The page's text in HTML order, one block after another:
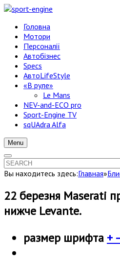
Головна
Мотори
Персоналії
Автобізнес
Specs
АвтоLifeStyle
«В руле»
Le Mans
NEV-and-ECO pro
Sport-Engine TV
sqUAdra Alfa
Menu
Вы находитесь здесь:Главная»
22 березня Maserati
нижче Levante.
размер шрифта +